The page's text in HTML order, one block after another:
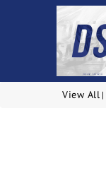
View All |